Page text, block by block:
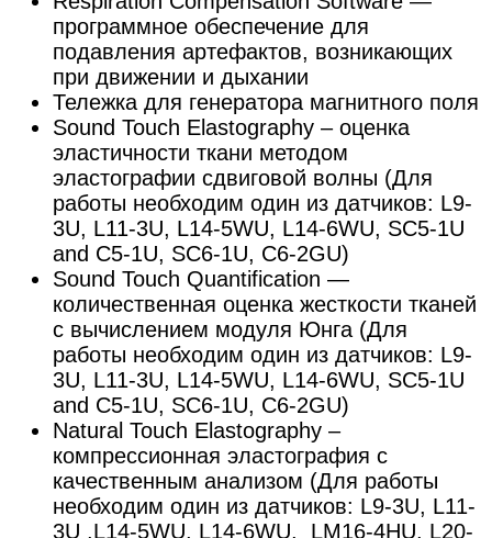
программное обеспечение для
подавления артефактов, возникающих
при движении и дыхании
Тележка для генератора магнитного поля
Sound Touch Elastography – оценка
эластичности ткани методом
эластографии сдвиговой волны (Для
работы необходим один из датчиков: L9-
3U, L11-3U, L14-5WU, L14-6WU, SC5-1U
and C5-1U, SC6-1U, C6-2GU)
Sound Touch Quantification —
количественная оценка жесткости тканей
с вычислением модуля Юнга (Для
работы необходим один из датчиков: L9-
3U, L11-3U, L14-5WU, L14-6WU, SC5-1U
and C5-1U, SC6-1U, C6-2GU)
Natural Touch Elastography –
компрессионная эластография с
качественным анализом (Для работы
необходим один из датчиков: L9-3U, L11-
3U ,L14-5WU, L14-6WU, LM16-4HU, L20-